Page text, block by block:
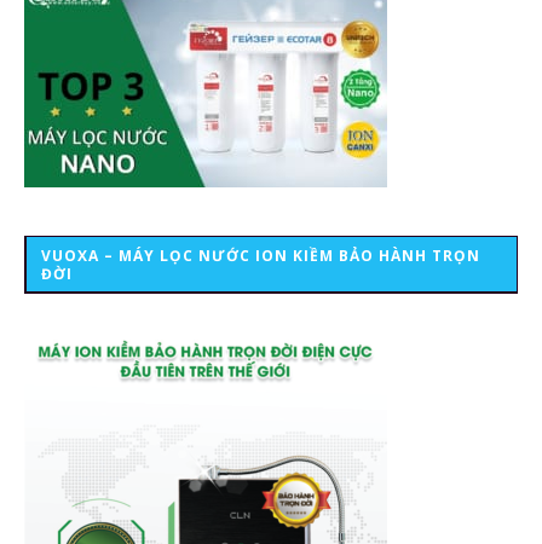
VUOXA – MÁY LỌC NƯỚC ION KIỀM BẢO HÀNH TRỌN
ĐỜI